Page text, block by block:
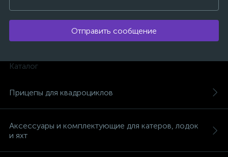
Отправить сообщение
Каталог
Прицепы для квадроциклов
Аксессуары и комплектующие для катеров, лодок
и яхт